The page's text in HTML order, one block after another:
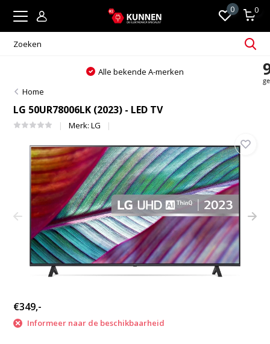
0 0
Alle bekende A-merken
Home
LG 50UR78006LK (2023) - LED TV
Merk:LG
€349,-
Informeer naar de beschikbaarheid